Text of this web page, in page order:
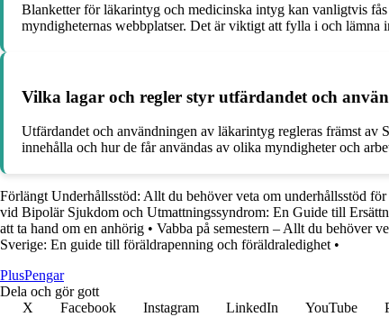
Blanketter för läkarintyg och medicinska intyg kan vanligtvis
myndigheternas webbplatser. Det är viktigt att fylla i och
Vilka lagar och regler styr utfärdandet och
Utfärdandet och användningen av läkarintyg regleras främst av
innehålla och hur de får användas av olika myndigheter och
Förlängt Underhållsstöd: Allt du behöver veta om underhållsstöd
vid Bipolär Sjukdom och Utmattningssyndrom: En Guide till
att ta hand om en anhörig • Vabba på semestern – Allt du behöver
Sverige: En guide till föräldrapenning och föräldraledighet •
PlusPengar
Dela och gör gott
X
Facebook Instagram LinkedIn YouTube